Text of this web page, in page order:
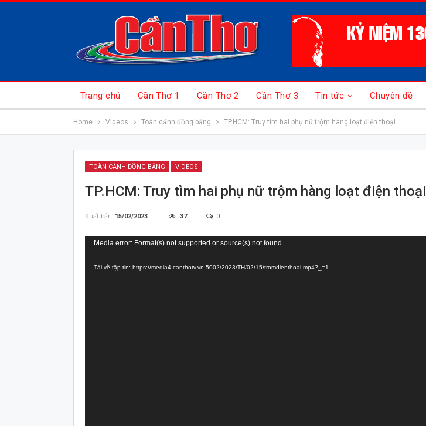
Trang chủ Cần Thơ 1 Cần Thơ 2 Cần Thơ 3 Tin tức Chuyên đề
Home Videos Toàn cảnh đồng bằng TP.HCM: Truy tìm hai phụ nữ trộm hàng loạt điện thoại
TOÀN CẢNH ĐỒNG BẰNG VIDEOS
TP.HCM: Truy tìm hai phụ nữ trộm hàng loạt điện thoại
Xuất bản 15/02/2023 37 0
Trình
Video
Media error: Format(s) not supported or source(s) not found
Tải về tập tin: https://media4.canthotv.vn:5002/2023/TH/02/15/tromdienthoai.mp4?_=1